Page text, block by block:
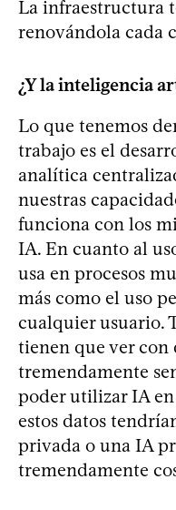
La infraestructura
renovándola cada
¿Y la inteligencia
Lo que tenemos
trabajo es el
analítica
nuestras
funciona con los
IA. En cuanto al
usa en procesos
más como el uso
cualquier usuario.
tienen que ver con
tremendamente
poder utilizar IA
estos datos
privada o una IA
tremendamente